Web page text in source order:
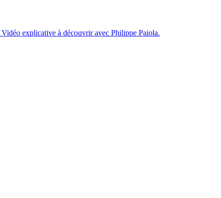
Vidéo explicative à découvrir avec Philippe Paiola.